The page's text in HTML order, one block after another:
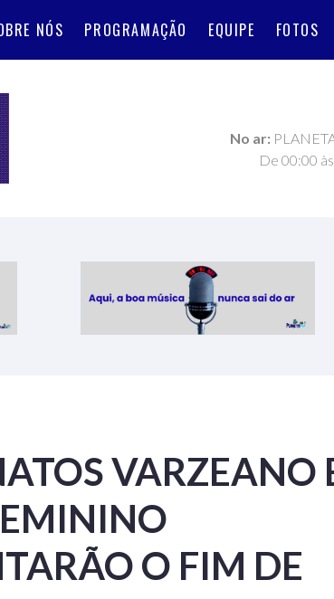
NÓS PROGRAMAÇÃO EQUIPE FOTOS
No ar:
De 00:00
VARZEANO
O FIM DE